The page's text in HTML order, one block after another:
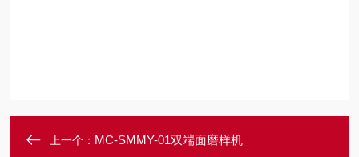
上一个： MC-SMMY-01双端面磨样机